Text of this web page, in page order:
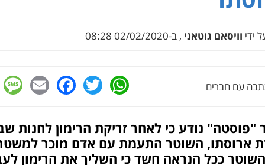
ידי וויסאם גוטאני , ב-02/02/2020 08:28
עם חברים WhatsApp
Twitter
"פוסטה" נודע כי לאחר זריקת הרימון לחנות
ארוסתו, השוטר התעמת עם אדם מוכר
ככל הנראה חשד כי השליך את הרימון